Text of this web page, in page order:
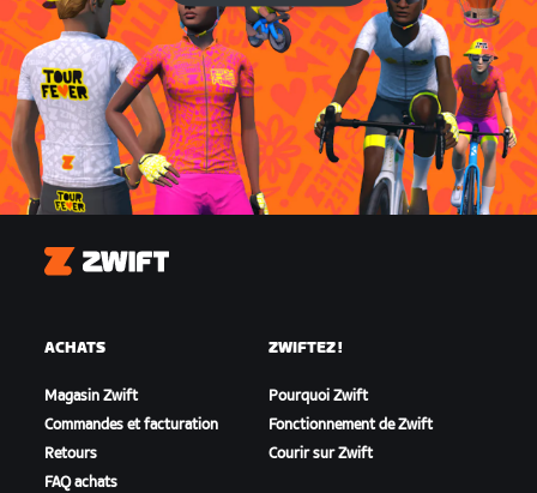
Zwift
ACHATS
Magasin Zwift
Commandes et facturation
Retours
FAQ achats
ZWIFTEZ !
Pourquoi Zwift
Fonctionnement de Zwift
Courir sur Zwift